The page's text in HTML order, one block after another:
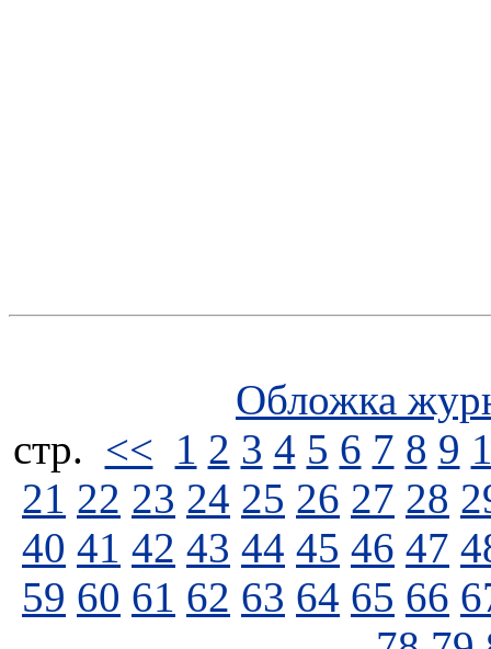
Обложка
стp. << 1 2 3 4 5 6 7 8 9
21 22 23 24 25 26 27 28
40 41 42 43 44 45 46 47
59 60 61 62 63 64 65 66